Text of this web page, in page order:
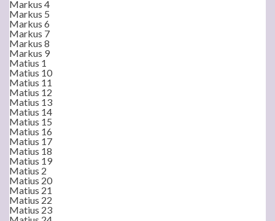
Markus 4
Markus 5
Markus 6
Markus 7
Markus 8
Markus 9
Matius 1
Matius 10
Matius 11
Matius 12
Matius 13
Matius 14
Matius 15
Matius 16
Matius 17
Matius 18
Matius 19
Matius 2
Matius 20
Matius 21
Matius 22
Matius 23